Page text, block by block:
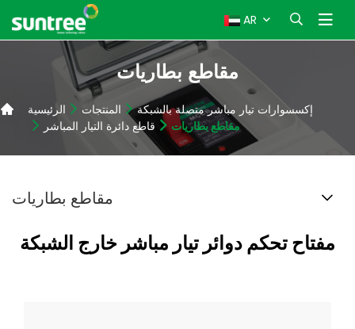
AR
مقاطع بطاريات
الرئيسية المنتجات
إكسسوارات تيار مباشر متصلة بالشبكة
قاطع دائرة التيار المباشر
مقاطع بطاريات
مقاطع بطاريات
مفتاح تحكم دوائر تيار مباشر خارج الشبكة